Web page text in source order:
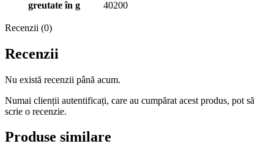
greutate în g 40200
Recenzii (0)
Recenzii
Nu există recenzii până acum.
Numai clienții autentificați, care au cumpărat acest produs, pot să
scrie o recenzie.
Produse similare